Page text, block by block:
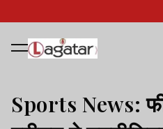
Sports News: